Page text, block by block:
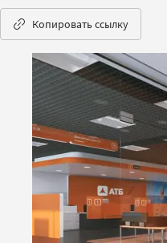
Копировать ссылку